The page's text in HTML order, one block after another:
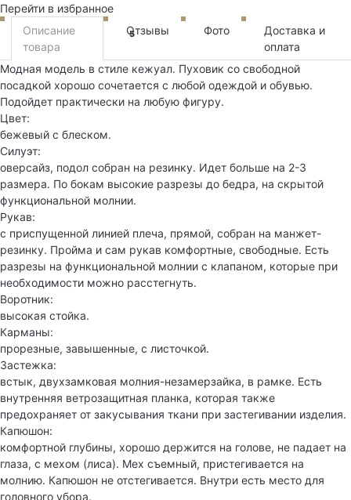
Перейти в избранное
Описание
товара
Отзывы
5 Фото
Доставка и
оплата
Модная модель в стиле кежуал. Пуховик со свободной
посадкой хорошо сочетается с любой одеждой и обувью.
Подойдет практически на любую фигуру.
Цвет:
бежевый с блеском.
Силуэт:
оверсайз, подол собран на резинку. Идет больше на 2-3
размера. По бокам высокие разрезы до бедра, на скрытой
функциональной молнии.
Рукав:
с приспущенной линией плеча, прямой, собран на манжет-
резинку. Пройма и сам рукав комфортные, свободные. Есть
разрезы на функциональной молнии с клапаном, которые при
необходимости можно расстегнуть.
Воротник:
высокая стойка.
Карманы:
прорезные, завышенные, с листочкой.
Застежка:
встык, двухзамковая молния-незамерзайка, в рамке. Есть
внутренняя ветрозащитная планка, которая также
предохраняет от закусывания ткани при застегивании изделия.
Капюшон:
комфортной глубины, хорошо держится на голове, не падает на
глаза, с мехом (лиса). Мех съемный, пристегивается на
молнию. Капюшон не отстегивается. Внутри есть место для
головного убора.